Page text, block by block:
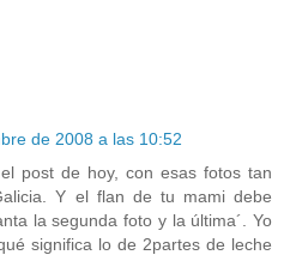
de 2008 a las 10:52
post de hoy, con esas fotos tan
Y el flan de tu mami debe
la segunda foto y la última´. Yo
significa lo de 2partes de leche